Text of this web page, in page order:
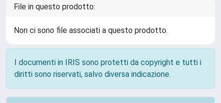
File in questo prodotto:
Non ci sono file associati a questo prodotto.
I documenti in IRIS sono protetti da copyright e tutti i
diritti sono riservati, salvo diversa indicazione.